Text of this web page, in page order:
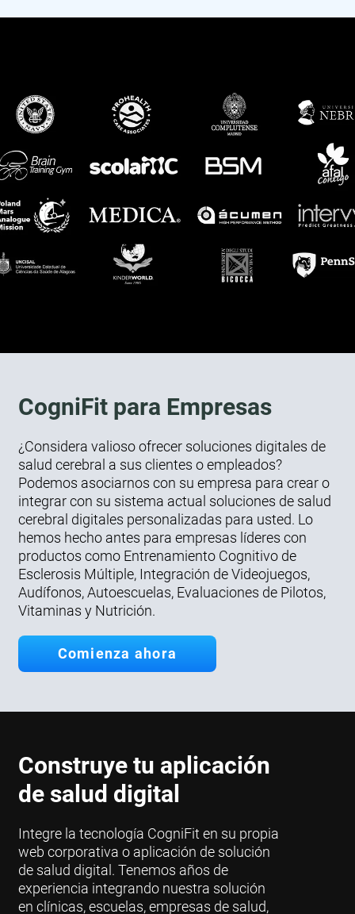
CogniFit para Empresas
¿Considera valioso ofrecer soluciones digitales de
salud cerebral a sus clientes o empleados?
Podemos asociarnos con su empresa para crear o
integrar con su sistema actual soluciones de salud
cerebral digitales personalizadas para usted. Lo
hemos hecho antes para empresas líderes con
productos como Entrenamiento Cognitivo de
Esclerosis Múltiple, Integración de Videojuegos,
Audífonos, Autoescuelas, Evaluaciones de Pilotos,
Vitaminas y Nutrición.
Comienza ahora
Construye tu aplicación
de salud digital
Integre la tecnología CogniFit en su propia
web corporativa o aplicación de solución
de salud digital. Tenemos años de
experiencia integrando nuestra solución
en clínicas, escuelas, empresas de salud,